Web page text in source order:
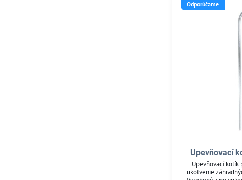
Odporúčame
Upevňovací
Upevňovací kolík
ukotvenie